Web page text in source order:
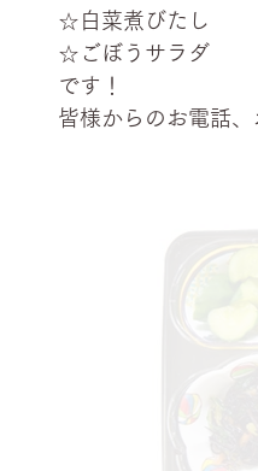
☆白菜煮びたし
☆ごぼうサラダ
です！
皆様からのお電話